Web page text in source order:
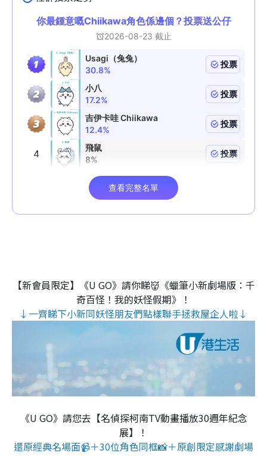
【新會員限定】《U GO》請你睇👹《蠟筆小新劇場版：千
奇百怪！我的妖怪假期》！
↓一齊睇下小新同妖怪朋友們點樣聯手拯救屋企人啦↓
《U GO》請您去【名偵探柯南TV動畫播放30週年紀念
展】！
還原經典名場面📹＋30位角色同框📸＋原創限定感謝劇場